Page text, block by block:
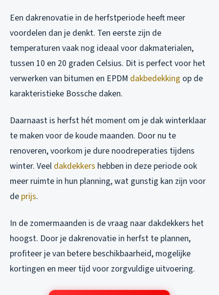
Een dakrenovatie in de herfstperiode heeft meer
voordelen dan je denkt. Ten eerste zijn de
temperaturen vaak nog ideaal voor dakmaterialen,
tussen 10 en 20 graden Celsius. Dit is perfect voor het
verwerken van bitumen en EPDM dakbedekking op de
karakteristieke Bossche daken.
Daarnaast is herfst hét moment om je dak winterklaar
te maken voor de koude maanden. Door nu te
renoveren, voorkom je dure noodreperaties tijdens
winter. Veel dakdekkers hebben in deze periode ook
meer ruimte in hun planning, wat gunstig kan zijn voor
de prijs.
In de zomermaanden is de vraag naar dakdekkers het
hoogst. Door je dakrenovatie in herfst te plannen,
profiteer je van betere beschikbaarheid, mogelijke
kortingen en meer tijd voor zorgvuldige uitvoering.